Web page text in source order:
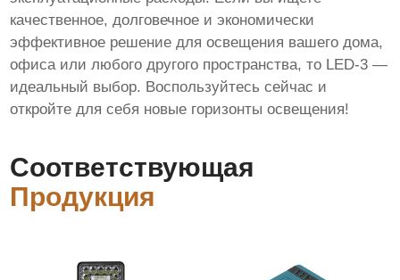
качественное, долговечное и экономически
эффективное решение для освещения вашего дома,
офиса или любого другого пространства, то LED-3 —
идеальный выбор. Воспользуйтесь сейчас и
откройте для себя новые горизонты освещения!
Соответствующая
Продукция